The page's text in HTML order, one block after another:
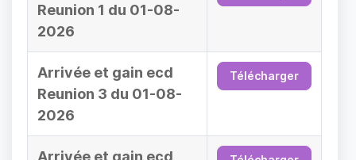
Reunion 1 du 01-08-
2026
Arrivée et gain ecd
Reunion 3 du 01-08-
2026
Télécharger
Arrivée et gain ecd